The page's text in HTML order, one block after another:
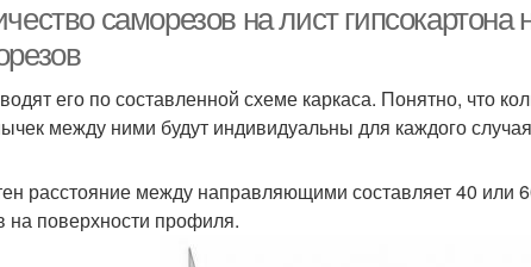
саморезов на лист
его по составленной схеме каркаса. Понятно, что
между ними будут индивидуальны для каждого
расстояние между направляющими составляет 40 или
на поверхности профиля.